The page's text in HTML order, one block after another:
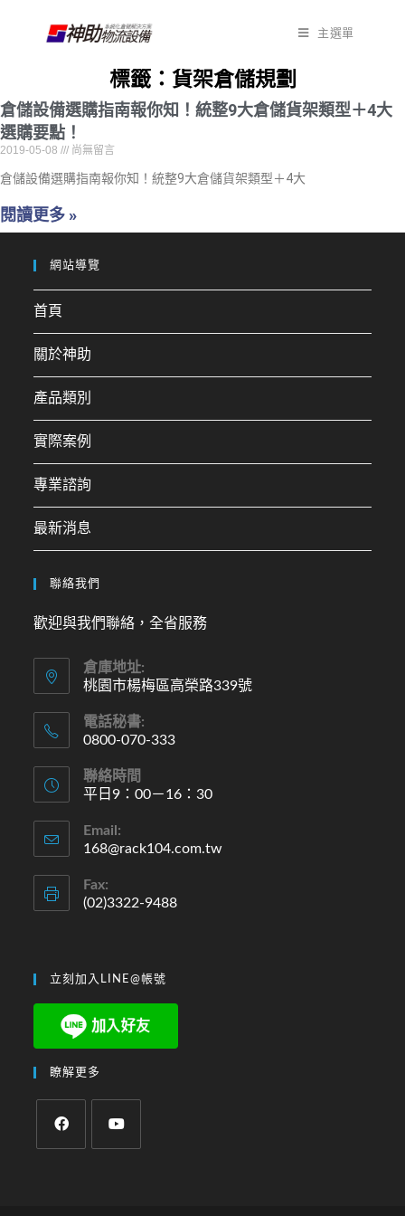
主選單
標籤：貨架倉儲規劃
倉儲設備選購指南報你知！統整9大倉儲貨架類型＋4大
選購要點！
2019-05-08 尚無留言
倉儲設備選購指南報你知！統整9大倉儲貨架類型＋4大
閱讀更多 »
網站導覽
首頁
關於神助
產品類別
實際案例
專業諮詢
最新消息
聯絡我們
歡迎與我們聯絡，全省服務
倉庫地址:
桃園市楊梅區高榮路339號
電話秘書:
0800-070-333
聯絡時間
平日9：00－16：30
Email:
168@rack104.com.tw
Fax:
(02)3322-9488
立刻加入LINE@帳號
瞭解更多